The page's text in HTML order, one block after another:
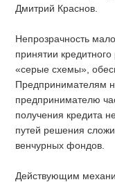
Дмитрий Краснов.
Непрозрачность
принятии
«серые схемы»,
Предпринимателям
предпринимателю
получения кредита
путей решения
венчурных фондов.
Действующим